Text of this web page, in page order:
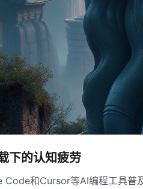
下的认知疲劳
Code和Cursor等AI编程工具普